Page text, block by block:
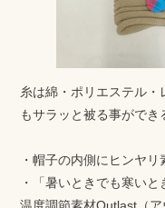
糸は綿・ポリエステル・
もサラッと被る事ができ
・帽子の内側にヒンヤ
・「暑いときでも寒い